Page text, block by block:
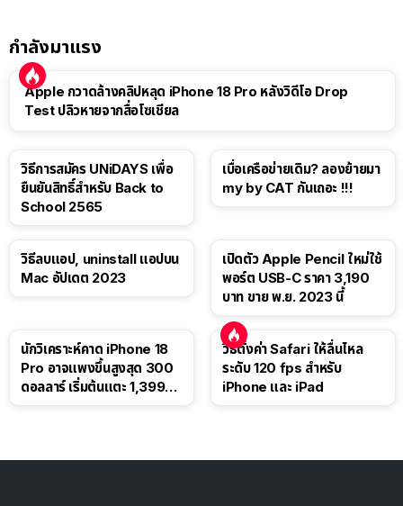
กำลังมาแรง
Apple กวาดล้างคลิปหลุด iPhone 18 Pro หลังวิดีโอ Drop
Test ปลิวหายจากสื่อโซเชียล
วิธีการสมัคร UNiDAYS เพื่อ
ยืนยันสิทธิ์สำหรับ Back to
School 2565
เบื่อเครือข่ายเดิม? ลองย้ายมา
my by CAT กันเถอะ !!!
วิธีลบแอป, uninstall แอปบน
Mac อัปเดต 2023
เปิดตัว Apple Pencil ใหม่ใช้
พอร์ต USB-C ราคา 3,190
บาท ขาย พ.ย. 2023 นี้
นักวิเคราะห์คาด iPhone 18
Pro อาจแพงขึ้นสูงสุด 300
ดอลลาร์ เริ่มต้นแตะ 1,399
วิธีตั้งค่า Safari ให้ลื่นไหล
ระดับ 120 fps สำหรับ
iPhone และ iPad